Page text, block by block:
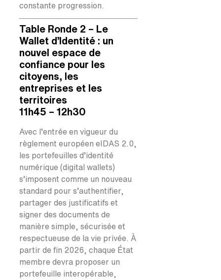
constante progression.
Table Ronde 2 – Le
Wallet d’Identité : un
nouvel espace de
confiance pour les
citoyens, les
entreprises et les
territoires
11h45 – 12h30
Avec l’entrée en vigueur du
règlement européen eIDAS 2.0,
les portefeuilles d’identité
numérique (digital wallets)
s’imposent comme un nouveau
standard pour s’authentifier,
partager des justificatifs et
signer des documents de
manière simple, sécurisée et
respectueuse de la vie privée. À
partir de fin 2026, chaque État
membre devra proposer un
portefeuille interopérable,